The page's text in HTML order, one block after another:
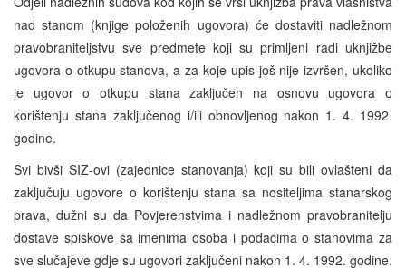
nad stanom (knjige položenih ugovora) će dostaviti nadležnom
pravobraniteljstvu sve predmete koji su primljeni radi uknjižbe
ugovora o otkupu stanova, a za koje upis još nije izvršen, ukoliko
je ugovor o otkupu stana zaključen na osnovu ugovora o
korištenju stana zaključenog i/ili obnovljenog nakon 1. 4. 1992.
godine.
Svi bivši SIZ-ovi (zajednice stanovanja) koji su bili ovlašteni da
zaključuju ugovore o korištenju stana sa nositeljima stanarskog
prava, dužni su da Povjerenstvima i nadležnom pravobranitelju
dostave spiskove sa imenima osoba i podacima o stanovima za
sve slučajeve gdje su ugovori zaključeni nakon 1. 4. 1992. godine.